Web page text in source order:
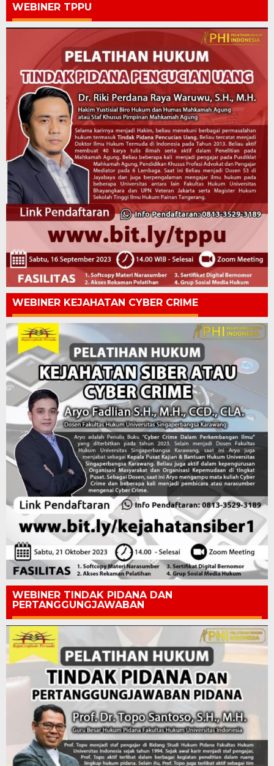
WEBINER TPPU
WEBINER KEJAHATAN CYBER CRIME
WEBINER TINDAK PIDANA DAN
PERTANGGUNGJAWABAN